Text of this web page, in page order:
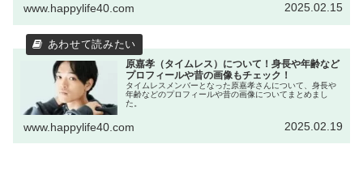
www.happylife40.com 2025.02.15
原嘉孝（タイムレス）について！身長や年齢など
プロフィールや昔の画像もチェック！
タイムレスメンバーとなった原嘉孝さんについて、身長や
年齢などのプロフィールや昔の画像についてまとめまし
た。
www.happylife40.com 2025.02.19